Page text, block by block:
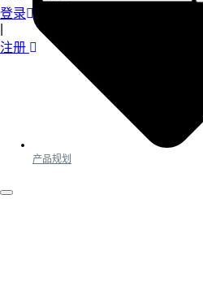
登录
注册
产品规划